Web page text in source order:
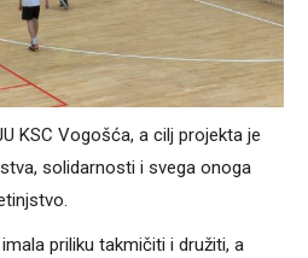
KSC Vogošća, a cilj projekta je
solidarnosti i svega onoga
priliku takmičiti i družiti, a